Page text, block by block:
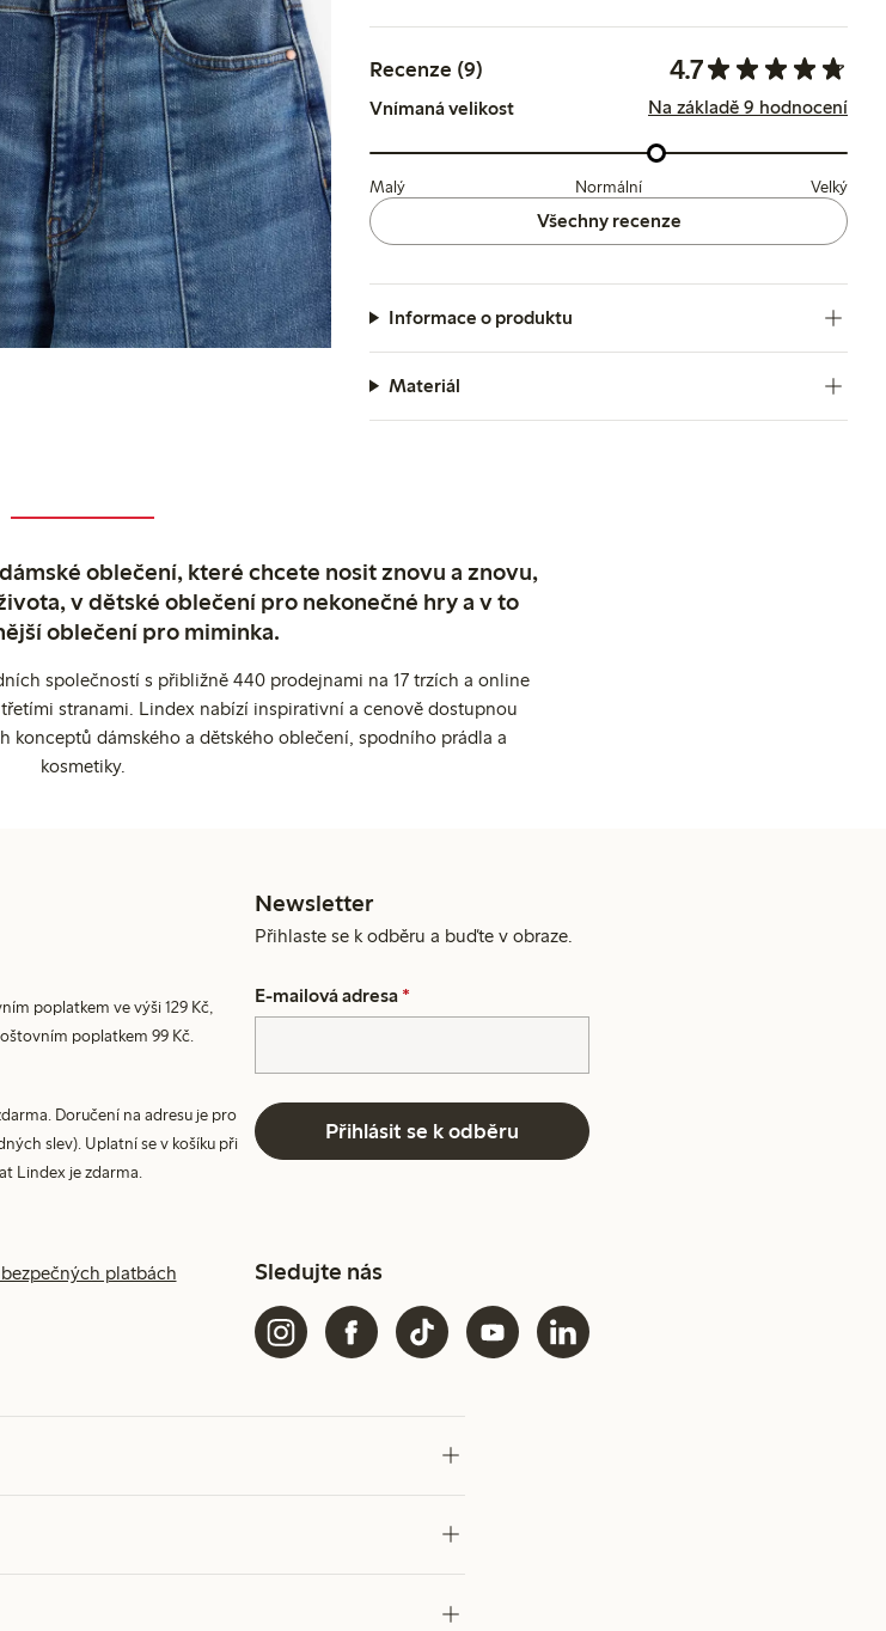
Recenze (9) 4.7
Vnímaná velikost Na základě 9 hodnocení
Malý Normální Velký
Všechny recenze
Informace o produktu
Materiál
oblečení, které chcete nosit znovu a znovu,
v dětské oblečení pro nekonečné hry a v to
oblečení pro miminka.
společností s přibližně 440 prodejnami na 17 trzích a online
stranami. Lindex nabízí inspirativní a cenově dostupnou
konceptů dámského a dětského oblečení, spodního prádla a
kosmetiky.
poplatkem ve výši 129 Kč,
poplatkem 99 Kč.
Doručení na adresu je pro
slev). Uplatní se v košíku při
Lindex je zdarma.
Newsletter
Přihlaste se k odběru a buďte v obraze.
E-mailová adresa *
Přihlásit se k odběru
platbách Sledujte nás